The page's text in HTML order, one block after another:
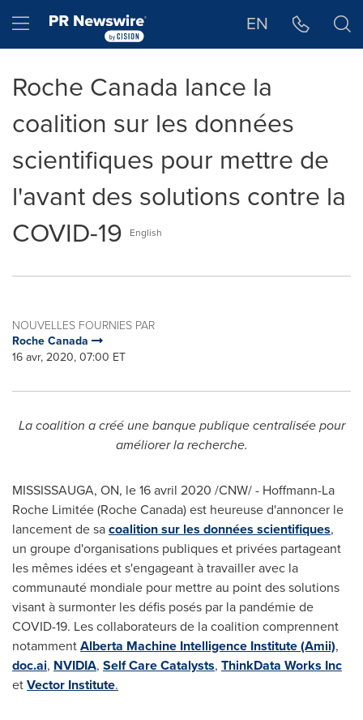
Hamburger menu EN
Roche Canada lance la
coalition sur les données
scientifiques pour mettre de
l'avant des solutions contre la
COVID-19
English
NOUVELLES FOURNIES PAR
Roche Canada
16 avr, 2020, 07:00 ET
La coalition a créé une banque publique centralisée pour
améliorer la recherche.
MISSISSAUGA, ON, le 16 avril 2020 /CNW/ - Hoffmann-La
Roche Limitée (Roche Canada) est heureuse d'annoncer le
lancement de sacoalition sur les données scientifiques,
un groupe d'organisations publiques et privées partageant
les mêmes idées et s'engageant à travailler avec la
communauté mondiale pour mettre au point des solutions
visant à surmonter les défis posés par la pandémie de
COVID-19. Les collaborateurs de la coalition comprennent
notammentAlberta Machine Intelligence Institute (Amii),
doc.ai, NVIDIA, Self Care Catalysts, ThinkData Works Inc
etVector Institute.